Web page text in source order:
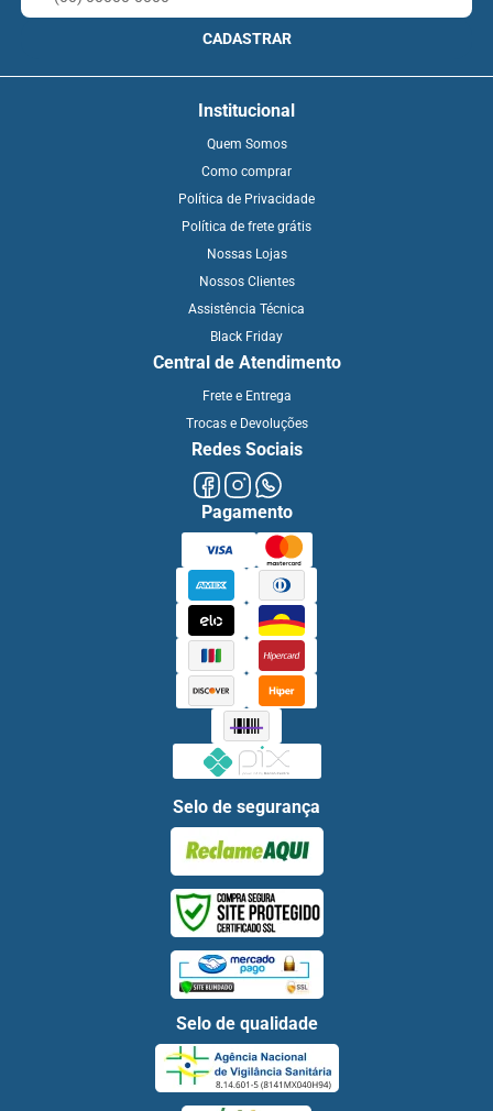
CADASTRAR
Institucional
Quem Somos
Como comprar
Política de Privacidade
Política de frete grátis
Nossas Lojas
Nossos Clientes
Assistência Técnica
Black Friday
Central de Atendimento
Frete e Entrega
Trocas e Devoluções
Redes Sociais
Pagamento
Selo de segurança
Selo de qualidade